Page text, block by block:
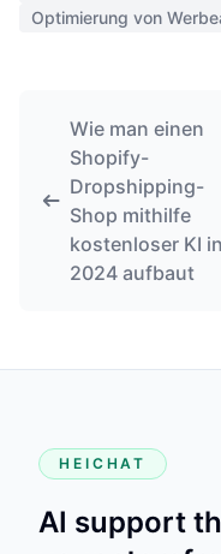
Optimierung von
Wie man einen
Shopify-
Dropshipping-
Shop mithilfe
kostenloser KI in
2024 aufbaut
HEICHAT
AI support